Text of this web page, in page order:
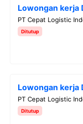
Lowongan kerja
PT Cepat Logistic
Ditutup
Lowongan kerja
PT Cepat Logistic
Ditutup